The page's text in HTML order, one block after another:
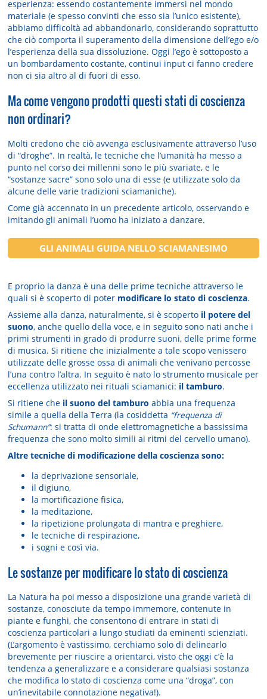
esperienza: essendo costantemente immersi nel mondo
materiale (e spesso convinti che esso sia l’unico esistente),
abbiamo difficoltà ad abbandonarlo, considerando soprattutto
che ciò comporta il superamento della dimensione dell’ego e/o
l’esperienza della sua dissoluzione. Oggi l’ego è sottoposto a
un bombardamento costante, continui input ci fanno credere
non ci sia altro al di fuori di esso.
Ma come vengono prodotti questi stati di coscienza
non ordinari?
Molti credono che ciò avvenga esclusivamente attraverso l’uso
di “droghe”. In realtà, le tecniche che l’umanità ha messo a
punto nel corso dei millenni sono le più svariate, e le
“sostanze sacre” sono solo una di esse (e utilizzate solo da
alcune delle varie tradizioni sciamaniche).
Come già accennato in un precedente articolo, osservando e
imitando gli animali l’uomo ha iniziato a danzare.
GLI ANIMALI GUIDA NELLO SCIAMANESIMO
E proprio la danza è una delle prime tecniche attraverso le
quali si è scoperto di poter modificare lo stato di coscienza.
Assieme alla danza, naturalmente, si è scoperto il potere del
suono, anche quello della voce, e in seguito sono nati anche i
primi strumenti in grado di produrre suoni, delle prime forme
di musica. Si ritiene che inizialmente a tale scopo venissero
utilizzate delle grosse ossa di animali che venivano percosse
l’una contro l’altra. In seguito è nato lo strumento musicale per
eccellenza utilizzato nei rituali sciamanici: il tamburo.
Si ritiene che il suono del tamburo abbia una frequenza
simile a quella della Terra (la cosiddetta “frequenza di
Schumann”: si tratta di onde elettromagnetiche a bassissima
frequenza che sono molto simili ai ritmi del cervello umano).
Altre tecniche di modificazione della coscienza sono:
la deprivazione sensoriale,
il digiuno,
la mortificazione fisica,
la meditazione,
la ripetizione prolungata di mantra e preghiere,
le tecniche di respirazione,
i sogni e così via.
Le sostanze per modificare lo stato di coscienza
La Natura ha poi messo a disposizione una grande varietà di
sostanze, conosciute da tempo immemore, contenute in
piante e funghi, che consentono di entrare in stati di
coscienza particolari a lungo studiati da eminenti scienziati.
(L’argomento è vastissimo, cerchiamo solo di delinearlo
brevemente per riuscire a orientarci, visto che oggi c’è la
tendenza a generalizzare e a considerare qualsiasi sostanza
che modifica lo stato di coscienza come una “droga”, con
un’inevitabile connotazione negativa!).